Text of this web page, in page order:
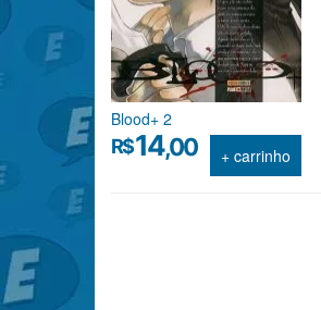
Blood+ 2
R$14,00 + carrinho